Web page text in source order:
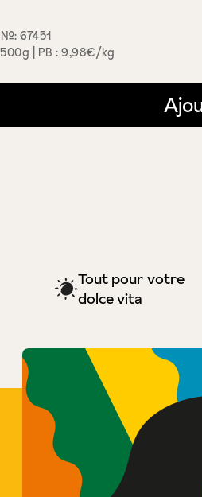
| №: 67451
PB : 9,98€/kg
: Entrez la quantité souhaitée
Tout pour votre
dolce vita